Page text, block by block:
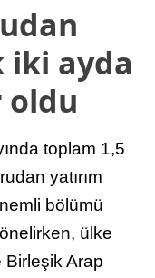
iki ayda
oldu
toplam 1,5
yatırım
bölümü
ülke
Birleşik Arap